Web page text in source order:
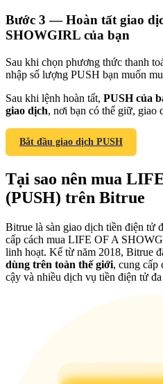
Deposit CASHCAT & Win
Share 500000 CASHCAT
Exclusive for BitMart Users
Register & Trade to Win
Bước 3 —Hoàn tất giao
SHOWGIRL của bạn
Sau khi chọn phương thức thanh
nhập số lượng PUSH bạn muốn
Sau khi lệnh hoàn tất, PUSH của
giao dịch, nơi bạn có thể giữ, giao
Bắt đầu giao dịch PUSH
Tại sao nên mua
(PUSH) trên Bitrue
Bitrue là sàn giao dịch tiền điện tử
cấp cách mua LIFE OF A
linh hoạt. Kể từ năm 2018, Bitrue
dùng trên toàn thế giới, cung cấp
cậy và nhiều dịch vụ tiền điện tử đa